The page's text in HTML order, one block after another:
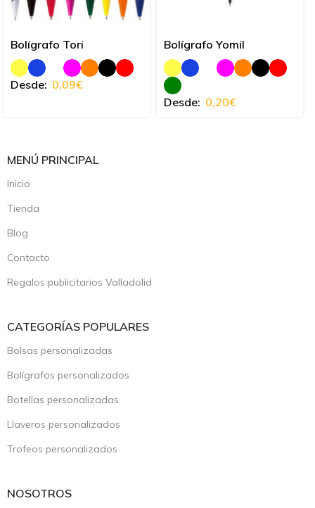
Bolígrafo Tori
Desde: 0,09€
Bolígrafo Yomil
Desde: 0,20€
MENÚ PRINCIPAL
Inicio
Tienda
Blog
Contacto
Regalos publicitarios Valladolid
CATEGORÍAS POPULARES
Bolsas personalizadas
Bolígrafos personalizados
Botellas personalizadas
Llaveros personalizados
Trofeos personalizados
NOSOTROS